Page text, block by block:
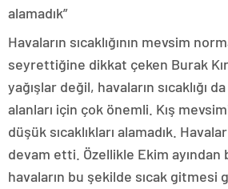
alamadık”
Havaların sıcaklığının mevsim
seyrettiğine dikkat çeken Burak
yağışlar değil, havaların sıcaklığı
alanları için çok önemli. Kış
düşük sıcaklıkları alamadık.
devam etti. Özellikle Ekim ayından
havaların bu şekilde sıcak gitmesi